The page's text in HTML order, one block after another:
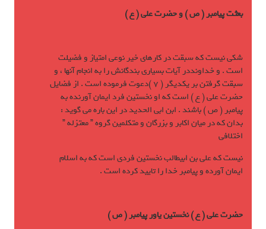
بعثت پيامبر ( ص ) و حضرت علی ( ع )
شکی نيست که سبقت در کارهای خير نوعی امتياز و فضيلت
است . و خداونددر آيات بسياری بندگانش را به انجام آنها ، و
سبقت گرفتن بر يکديگر ( 7 )دعوت فرموده است . از فضايل
حضرت علی ( ع ) است که او نخستين فرد ايمان آورنده به
پيامبر ( ص ) باشند . ابن ابي الحديد در اين باره مي گويد :
بدان که در ميان اکابر و بزرگان و متکلمين گروه ” معتزله ”
اختلافی
نيست که علي بن ابيطالب نخستين فردی است که به اسلام
ايمان آورده و پيامبر خدا را تاييد کرده است .
حضرت علی ( ع ) نخستين ياور پيامبر ( ص )